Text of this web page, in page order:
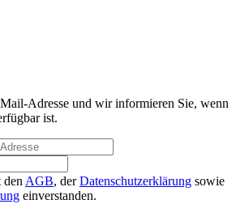
Adresse und wir informieren Sie, wenn
ist.
den AGB, derDatenschutzerklärung sowie
einverstanden.